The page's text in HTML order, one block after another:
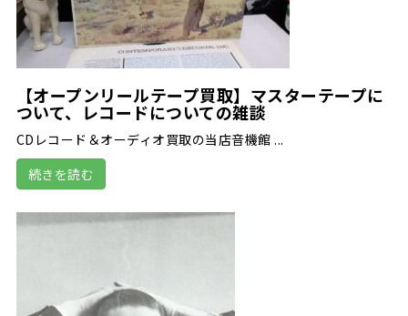
【オープンリールテープ買取】マスターテープに
ついて、レコードについての雑談
CDレコード＆オーディオ買取の当店音機館 ...
続きを読む